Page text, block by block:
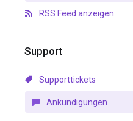
RSS Feed anzeigen
Support
Supporttickets
Ankündigungen